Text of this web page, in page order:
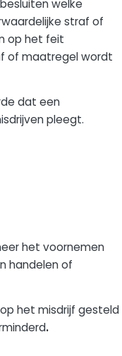
welke
straf of
op het feit
of maatregel wordt
dat een
pleegt.
het voornemen
handelen of
het misdrijf gesteld
.